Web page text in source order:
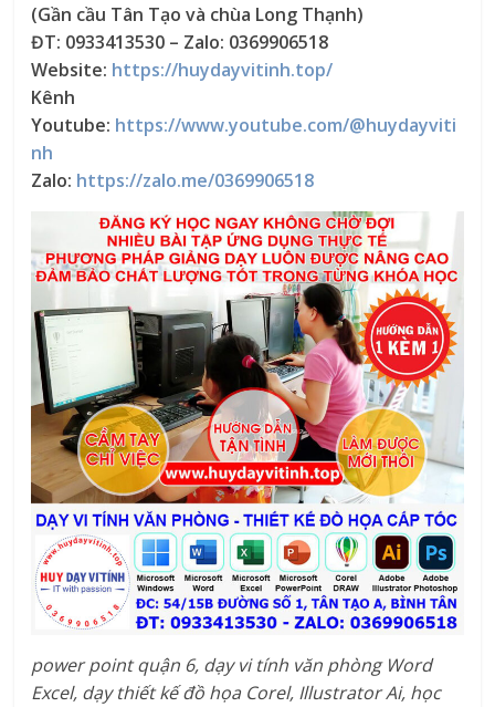
(Gần cầu Tân Tạo và chùa Long Thạnh)
ĐT: 0933413530 – Zalo: 0369906518
Website: https://huydayvitinh.top/
Kênh
Youtube: https://www.youtube.com/@huydayviti
nh
Zalo: https://zalo.me/0369906518
power point quận 6, dạy vi tính văn phòng Word
Excel, dạy thiết kế đồ họa Corel, Illustrator Ai, học